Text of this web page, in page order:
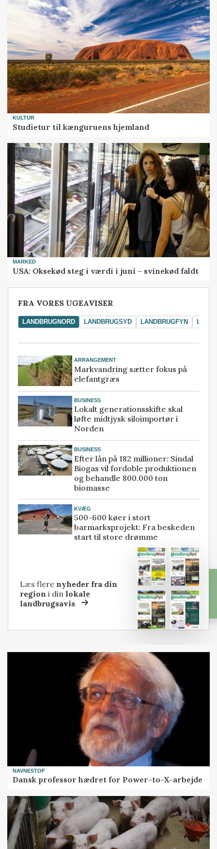
KULTUR
Studietur til kænguruens hjemland
MARKED
USA: Oksekød steg i værdi i juni – svinekød faldt
FRA VORES UGEAVISER
LANDBRUGNORD LANDBRUGSYD LANDBRUGFYN
ARRANGEMENT
Markvandring sætter fokus på
elefantgræs
BUSINESS
Lokalt generationsskifte skal
løfte midtjysk siloimportør i
Norden
BUSINESS
Efter lån på 182 millioner: Sindal
Biogas vil fordoble produktionen
og behandle 800.000 ton
biomasse
KVÆG
500-600 køer i stort
barmarksprojekt: Fra beskeden
start til store drømme
Læs flere nyheder fra din
region i dinlokale
landbrugsavis
NAVNESTOF
Dansk professor hædret for Power-to-X-arbejde